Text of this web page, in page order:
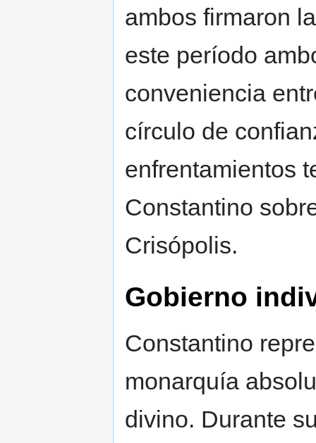
ambos firmaron
este período
conveniencia
círculo de
enfrentamientos
Constantino
Crisópolis.
Gobierno
Constantino
monarquía
divino. Durante